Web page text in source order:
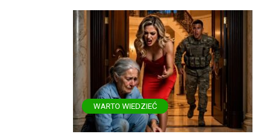
WARTO WIEDZIEĆ